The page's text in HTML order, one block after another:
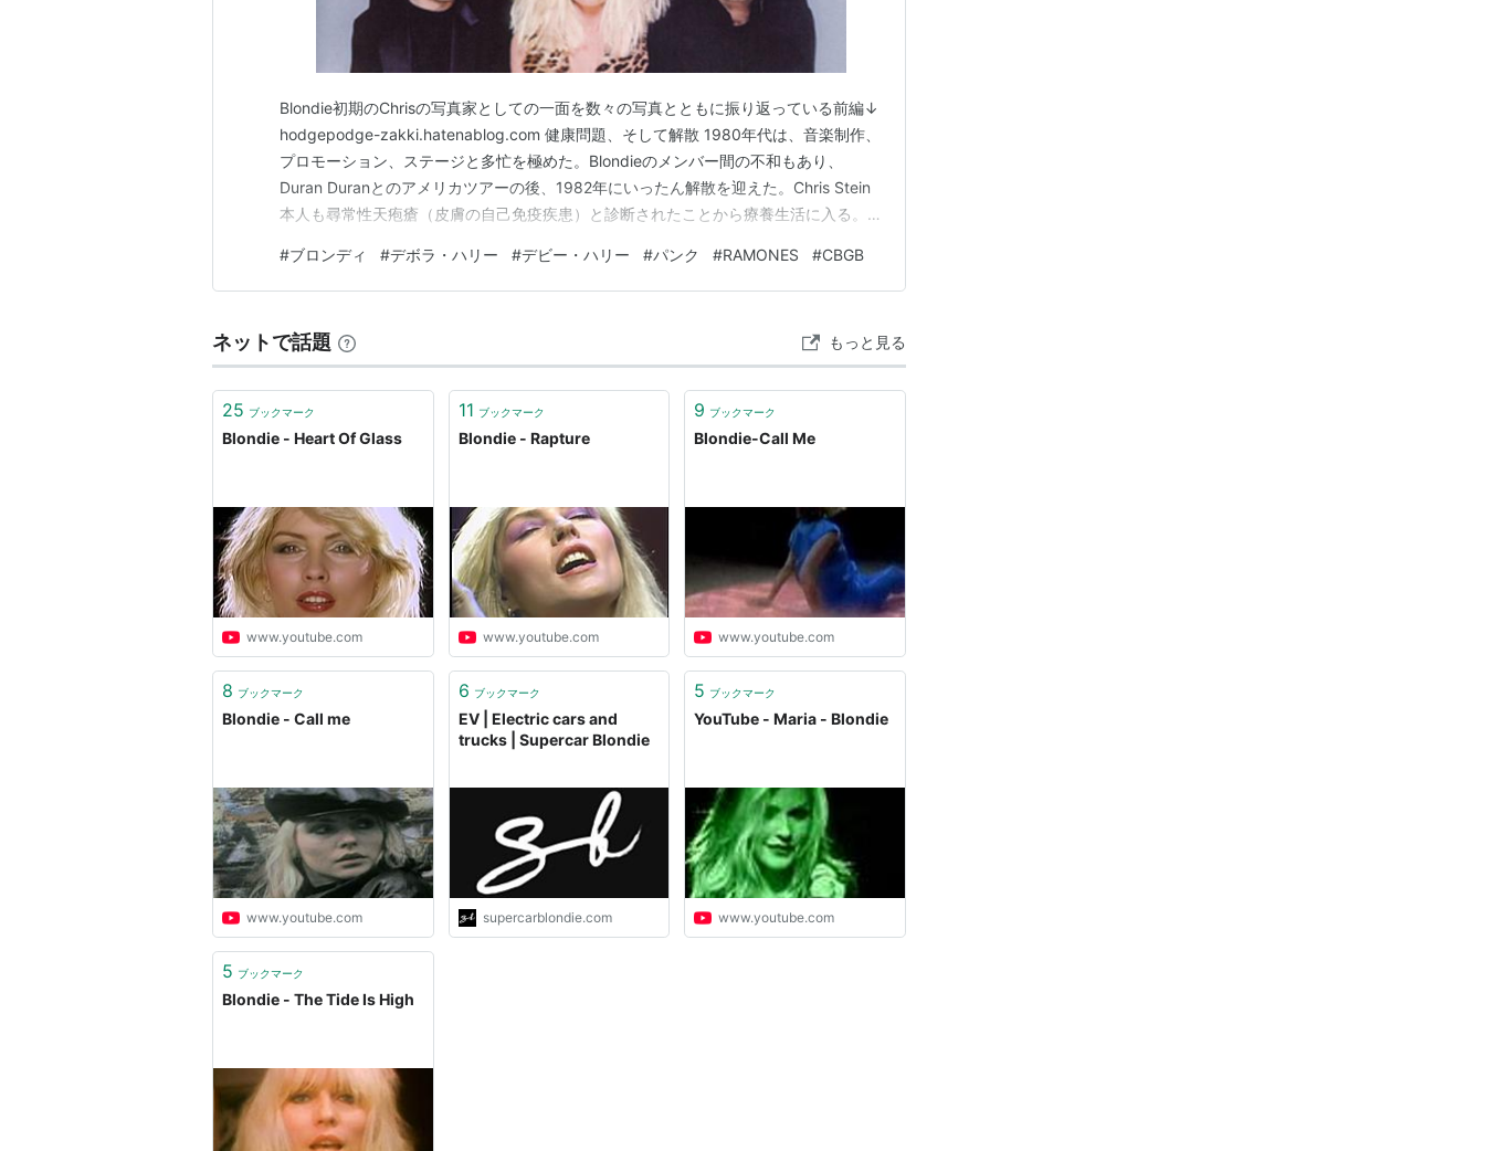
Blondie初期のChrisの写真家としての一面を数々の写真とともに振り返っている前編↓
hodgepodge-zakki.hatenablog.com 健康問題、そして解散 1980年代は、音楽制作、
プロモーション、ステージと多忙を極めた。Blondieのメンバー間の不和もあり、
Duran Duranとのアメリカツアーの後、1982年にいったん解散を迎えた。Chris Stein
本人も尋常性天疱瘡（皮膚の自己免疫疾患）と診断されたことから療養生活に入る。
Blondie」を発表し…
#ブロンディ #デボラ・ハリー #デビー・ハリー #パンク #RAMONES #CBGB
ネットで話題 もっと見る
25 ブックマーク
Blondie - Heart Of Glass
www.youtube.com
11 ブックマーク
Blondie - Rapture
www.youtube.com
9 ブックマーク
Blondie-Call Me
www.youtube.com
8 ブックマーク
Blondie - Call me
www.youtube.com
6 ブックマーク
EV | Electric cars and
trucks | Supercar Blondie
supercarblondie.com
5 ブックマーク
YouTube - Maria - Blondie
www.youtube.com
5 ブックマーク
Blondie - The Tide Is High